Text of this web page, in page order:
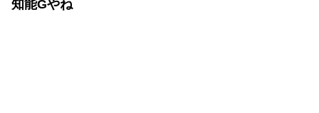
知能Gやね